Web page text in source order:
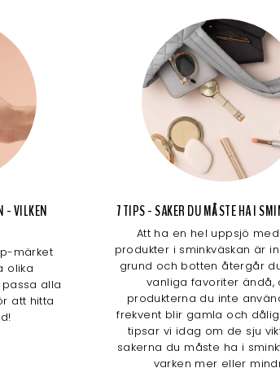
- VILKEN
märket
olika
alla
att hitta
7 TIPS - SAKER DU MÅSTE HA I
Att ha en hel uppsjö
produkter i sminkväskan är
grund och botten återgår
vanliga favoriter ändå,
produkterna du inte
frekvent blir gamla och
tipsar vi idag om de sju
sakerna du måste ha i
varken mer eller